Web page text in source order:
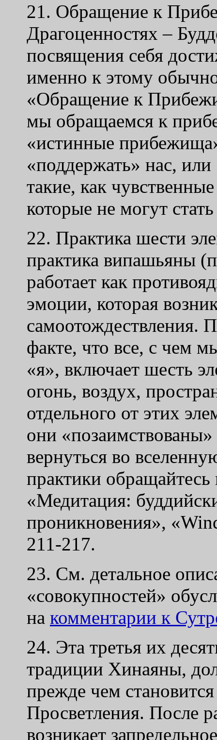
21. Обращение к
Драгоценностях –
посвящения себя
именно к этому
«Обращение к
мы обращаемся к
«истинные
«поддержать» нас,
такие, как
которые не могут
22. Практика шести
практика випашьяны
работает как
эмоции, которая
самоотождествления.
факте, что все, с чем
«я», включает шесть
огонь, воздух,
отдельного от этих
они
вернуться во
практики
«Медитация:
проникновения»,
211-217.
23. См. детальное
«совокупностей»
на комментарии к
24. Эта третья их
традиции Хинаяны,
прежде чем
Просветления. После
возникает